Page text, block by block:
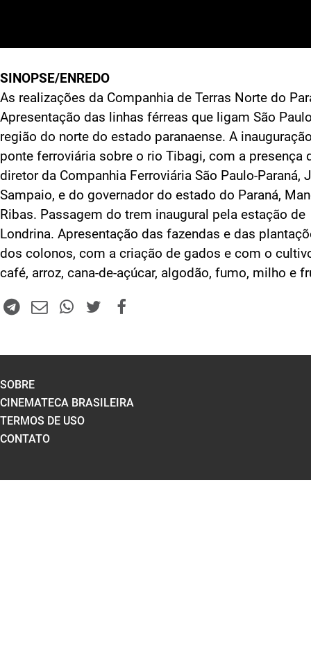
SINOPSE/ENREDO
As realizações da Companhia de Terras Norte do
Apresentação das linhas férreas que ligam São
região do norte do estado paranaense. A
ponte ferroviária sobre o rio Tibagi, com a presença
diretor da Companhia Ferroviária São Paulo-Paraná,
Sampaio, e do governador do estado do Paraná,
Ribas. Passagem do trem inaugural pela estação de
Londrina. Apresentação das fazendas e das
dos colonos, com a criação de gados e com o
café, arroz, cana-de-açúcar, algodão, fumo, milho e
SOBRE
CINEMATECA BRASILEIRA
TERMOS DE USO
CONTATO